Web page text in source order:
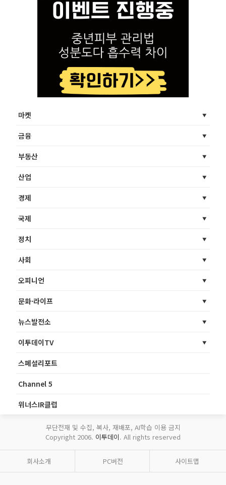
마켓
금융
부동산
산업
경제
국제
정치
사회
오피니언
문화·라이프
뉴스발전소
이투데이TV
스페셜리포트
Channel 5
위너스IR클럽
무단전재 및 수집, 복사, 재배포, AI학습 이용 금지
Copyright 2006. 이투데이. All rights reserved
회사소개 PC버전 사이트맵